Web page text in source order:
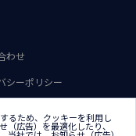
わせ
シーポリシー
るため、クッキーを利用し
（広告）を最適化したり、